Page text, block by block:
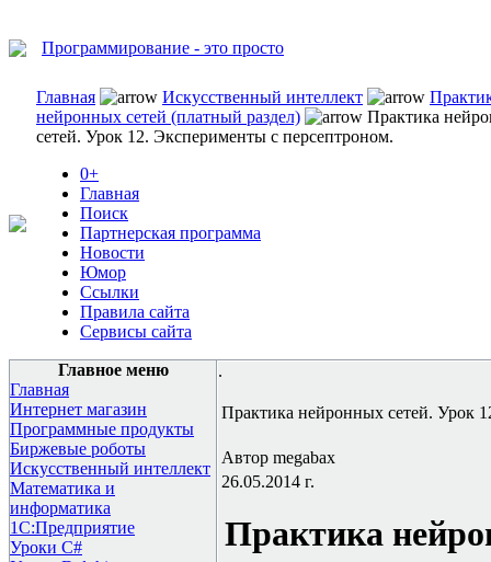
Программирование - это просто
Главная Искусственный интеллект
нейронных сетей (платный раздел)
Практика
сетей. Урок 12. Эксперименты с персептроном.
0+
Главная
Поиск
Партнерская программа
Новости
Юмор
Ссылки
Правила сайта
Сервисы сайта
Главное меню
Главная
Интернет магазин
Программные продукты
Биржевые роботы
Искусственный интеллект
Математика и
информатика
1С:Предприятие
Уроки C#
.
Практика нейронных сетей. Урок
Автор megabax
26.05.2014 г.
Практика